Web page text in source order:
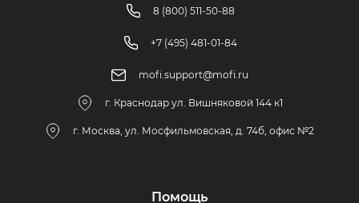
8 (800) 511-50-88
+7 (495) 481-01-84
mofi.support@mofi.ru
г. Краснодар ул. Вишняковой 144 к1
г. Москва, ул. Мосфильмовская, д. 74б, офис №2
Помощь